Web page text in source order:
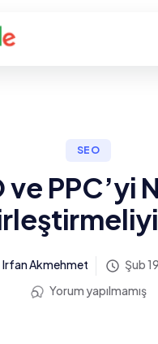
SEO
ve PPC’yi
Irfan Akmehmet
Şub
Yorum yapılmamış